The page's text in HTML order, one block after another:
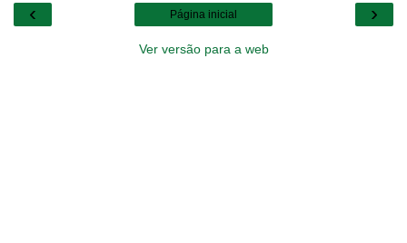
‹ ›
Página inicial
Ver versão para a web